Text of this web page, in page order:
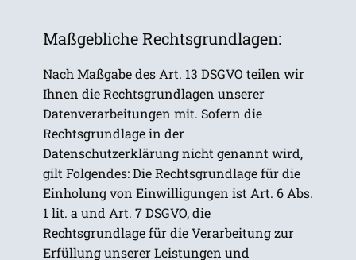
Maßgebliche Rechtsgrundlagen:
Nach Maßgabe des Art. 13 DSGVO teilen wir
Ihnen die Rechtsgrundlagen unserer
Datenverarbeitungen mit. Sofern die
Rechtsgrundlage in der
Datenschutzerklärung nicht genannt wird,
gilt Folgendes: Die Rechtsgrundlage für die
Einholung von Einwilligungen ist Art. 6 Abs.
1 lit. a und Art. 7 DSGVO, die
Rechtsgrundlage für die Verarbeitung zur
Erfüllung unserer Leistungen und